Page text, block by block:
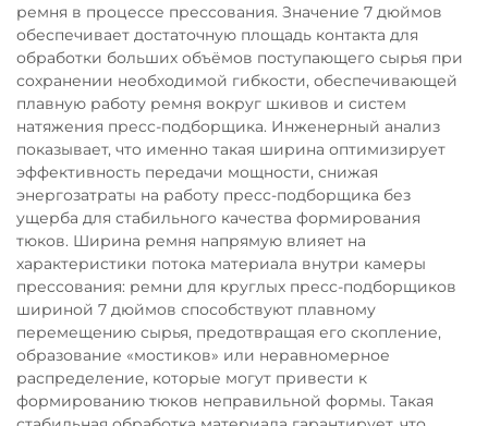
ремня в процессе прессования. Значение 7 дюймов
обеспечивает достаточную площадь контакта для
обработки больших объёмов поступающего сырья при
сохранении необходимой гибкости, обеспечивающей
плавную работу ремня вокруг шкивов и систем
натяжения пресс-подборщика. Инженерный анализ
показывает, что именно такая ширина оптимизирует
эффективность передачи мощности, снижая
энергозатраты на работу пресс-подборщика без
ущерба для стабильного качества формирования
тюков. Ширина ремня напрямую влияет на
характеристики потока материала внутри камеры
прессования: ремни для круглых пресс-подборщиков
шириной 7 дюймов способствуют плавному
перемещению сырья, предотвращая его скопление,
образование «мостиков» или неравномерное
распределение, которые могут привести к
формированию тюков неправильной формы. Такая